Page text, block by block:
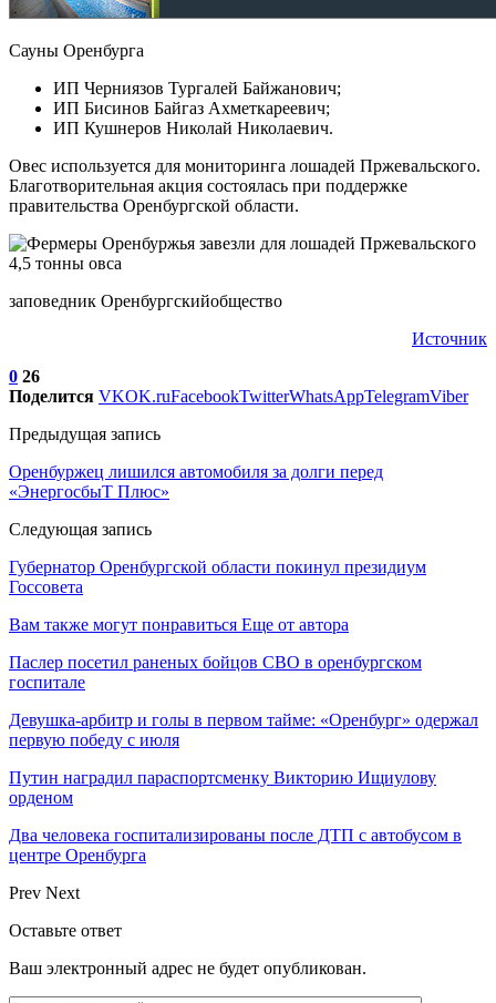
Сауны Оренбурга
ИП Черниязов Тургалей Байжанович;
ИП Бисинов Байгаз Ахметкареевич;
ИП Кушнеров Николай Николаевич.
Овес используется для мониторинга лошадей Пржевальского.
Благотворительная акция состоялась при поддержке
правительства Оренбургской области.
заповедник Оренбургскийобщество
Источник
0 26
Поделится VKOK.ruFacebookTwitterWhatsAppTelegramViber
Предыдущая запись
Оренбуржец лишился автомобиля за долги перед
«ЭнергосбыТ Плюс»
Следующая запись
Губернатор Оренбургской области покинул президиум
Госсовета
Вам также могут понравиться Еще от автора
Паслер посетил раненых бойцов СВО в оренбургском
госпитале
Девушка-арбитр и голы в первом тайме: «Оренбург» одержал
первую победу с июля
Путин наградил параспортсменку Викторию Ищиулову
орденом
Два человека госпитализированы после ДТП с автобусом в
центре Оренбурга
Prev Next
Оставьте ответ
Ваш электронный адрес не будет опубликован.